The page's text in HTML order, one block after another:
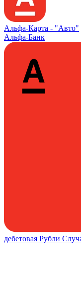
Альфа‑Карта - "Авто"
Альфа-Банк
дебетовая Рубли